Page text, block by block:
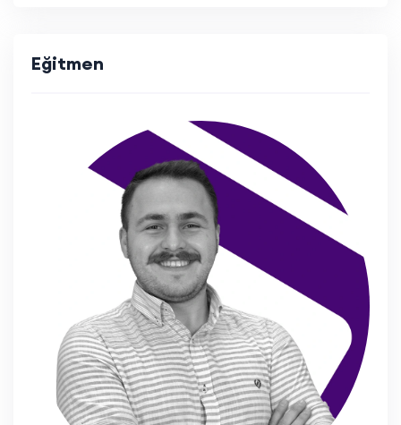
Eğitmen